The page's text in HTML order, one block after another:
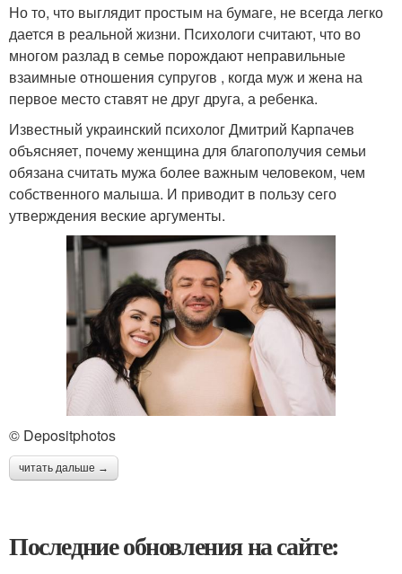
Но то, что выглядит простым на бумаге, не всегда легко
дается в реальной жизни. Психологи считают, что во
многом разлад в семье порождают неправильные
взаимные отношения супругов , когда муж и жена на
первое место ставят не друг друга, а ребенка.
Известный украинский психолог Дмитрий Карпачев
объясняет, почему женщина для благополучия семьи
обязана считать мужа более важным человеком, чем
собственного малыша. И приводит в пользу сего
утверждения веские аргументы.
© Depositphotos
читать дальше →
Последние обновления на сайте: